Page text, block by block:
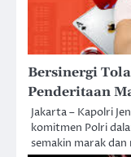
Bersinergi
Penderitaan
Jakarta – Kapolri
komitmen Polri
semakin marak